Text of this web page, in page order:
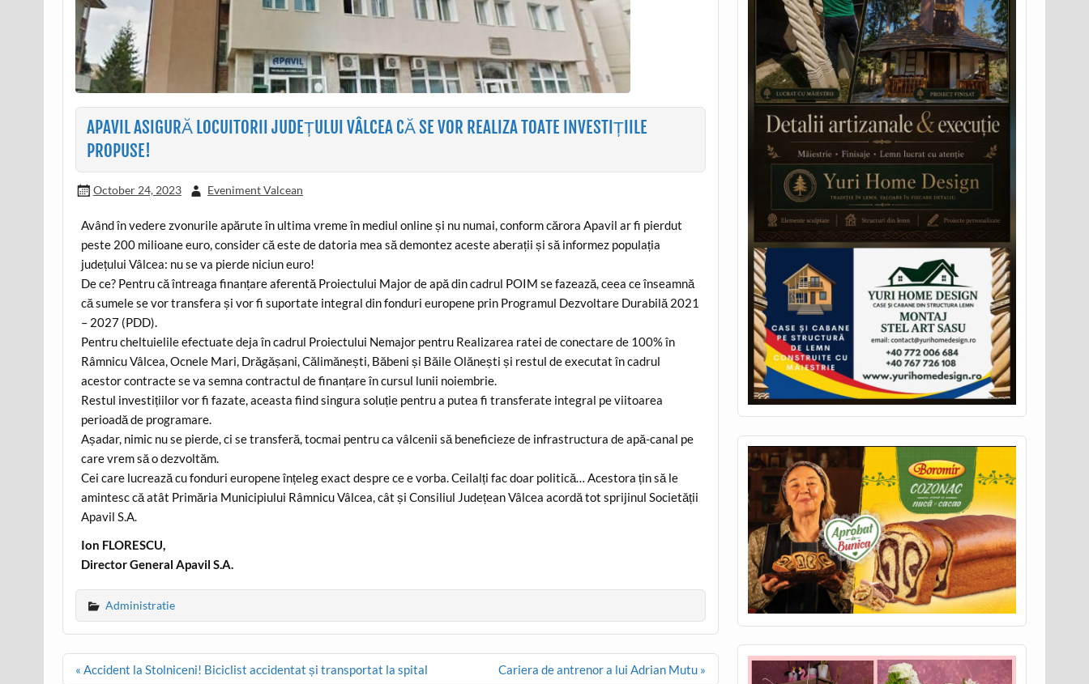
APAVIL ASIGURĂ LOCUITORII JUDEȚULUI VÂLCEA CĂ SE VOR REALIZA TOATE INVESTIȚIILE
PROPUSE!
October 24, 2023 Eveniment Valcean
Având în vedere zvonurile apărute în ultima vreme în mediul online și nu numai, conform cărora Apavil ar fi pierdut
peste 200 milioane euro, consider că este de datoria mea să demontez aceste aberații și să informez populația
județului Vâlcea: nu se va pierde niciun euro!
De ce? Pentru că întreaga finanțare aferentă Proiectului Major de apă din cadrul POIM se fazează, ceea ce înseamnă
că sumele se vor transfera și vor fi suportate integral din fonduri europene prin Programul Dezvoltare Durabilă 2021
– 2027 (PDD).
Pentru cheltuielile efectuate deja în cadrul Proiectului Nemajor pentru Realizarea ratei de conectare de 100% în
Râmnicu Vâlcea, Ocnele Mari, Drăgășani, Călimănești, Băbeni și Băile Olănești și restul de executat în cadrul
acestor contracte se va semna contractul de finanțare în cursul lunii noiembrie.
Restul investițiilor vor fi fazate, aceasta fiind singura soluție pentru a putea fi transferate integral pe viitoarea
perioadă de programare.
Așadar, nimic nu se pierde, ci se transferă, tocmai pentru ca vâlcenii să beneficieze de infrastructura de apă-canal pe
care vrem să o dezvoltăm.
Cei care lucrează cu fonduri europene înțeleg exact despre ce e vorba. Ceilalți fac doar politică… Acestora țin să le
amintesc că atât Primăria Municipiului Râmnicu Vâlcea, cât și Consiliul Județean Vâlcea acordă tot sprijinul Societății
Apavil S.A.
Ion FLORESCU,
Director General Apavil S.A.
Administratie
Post
« Accident la Stolniceni! Biciclist accidentat și transportat la spital Cariera de antrenor a lui Adrian Mutu »